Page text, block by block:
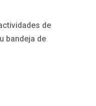
de
bandeja de